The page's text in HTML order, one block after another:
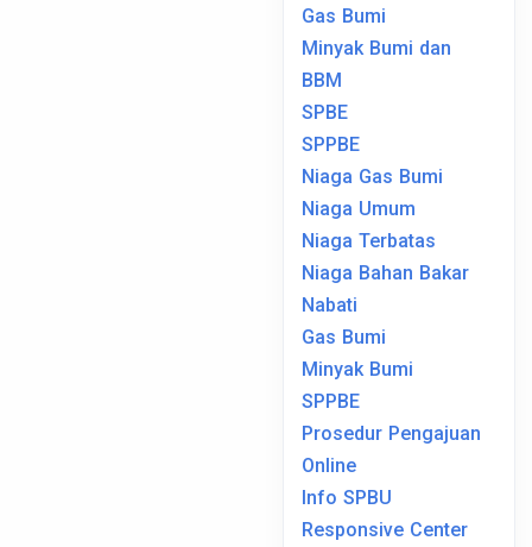
Gas Bumi
Minyak Bumi dan
BBM
SPBE
SPPBE
Niaga Gas Bumi
Niaga Umum
Niaga Terbatas
Niaga Bahan Bakar
Nabati
Gas Bumi
Minyak Bumi
SPPBE
Prosedur Pengajuan
Online
Info SPBU
Responsive Center